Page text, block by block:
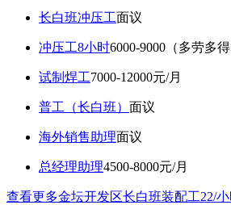
长白班冲压工面议
冲压工8小时6000-9000（多劳多
试制焊工7000-12000元/月
普工（长白班） 面议
海外销售助理面议
总经理助理4500-8000元/月
查看更多金坛开发区长白班装配工22/